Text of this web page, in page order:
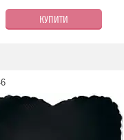
КУПИТИ